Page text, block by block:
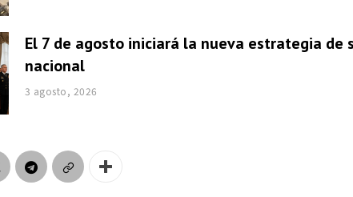
El 7 de agosto iniciará la nueva estrategia de
nacional
3 agosto, 2026